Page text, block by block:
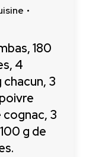
180
4
3
cognac, 3
g de